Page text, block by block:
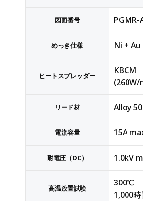
図面番号 PGMR-
めっき仕様 Ni + Au
ヒートスプレッダー
KBCM
(260W/
リード材 Alloy
電流容量 15A
耐電圧（DC） 1.0kV
高温放置試験
300℃
1,000時